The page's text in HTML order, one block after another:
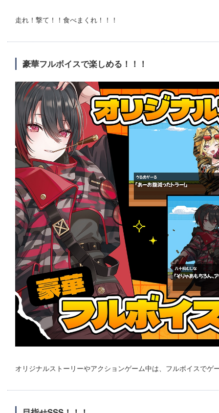
走れ！撃て！！食べまくれ！！！
豪華フルボイスで楽しめる！！！
オリジナルストーリーやアクションゲーム中は、フルボイスでゲ